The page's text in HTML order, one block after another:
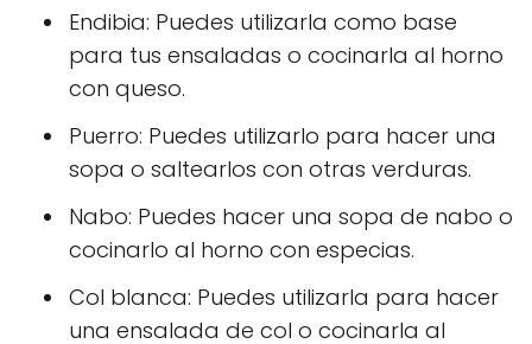
Endibia: Puedes utilizarla como base
para tus ensaladas o cocinarla al horno
con queso.
Puerro: Puedes utilizarlo para hacer una
sopa o saltearlos con otras verduras.
Nabo: Puedes hacer una sopa de nabo o
cocinarlo al horno con especias.
Col blanca: Puedes utilizarla para hacer
una ensalada de col o cocinarla al